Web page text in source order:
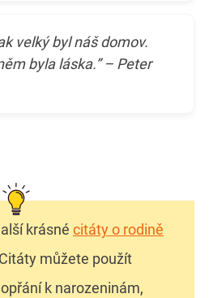
velký byl náš domov.
byla láska.” – Peter
krásné citáty o rodině
můžete použít
k narozeninám,